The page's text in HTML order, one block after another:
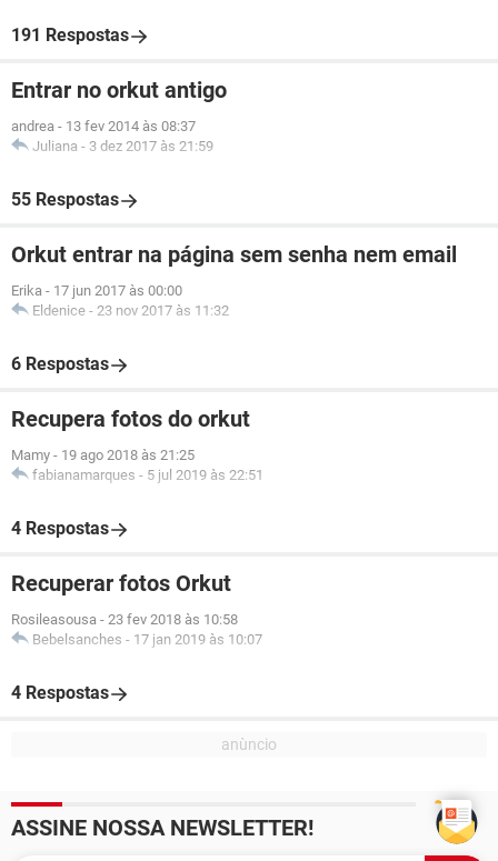
191 Respostas
Entrar no orkut antigo
andrea - 13 fev 2014 às 08:37
Juliana - 3 dez 2017 às 21:59
55 Respostas
Orkut entrar na página sem senha nem email
Erika - 17 jun 2017 às 00:00
Eldenice - 23 nov 2017 às 11:32
6 Respostas
Recupera fotos do orkut
Mamy - 19 ago 2018 às 21:25
fabianamarques - 5 jul 2019 às 22:51
4 Respostas
Recuperar fotos Orkut
Rosileasousa - 23 fev 2018 às 10:58
Bebelsanches - 17 jan 2019 às 10:07
4 Respostas
ASSINE NOSSA NEWSLETTER!